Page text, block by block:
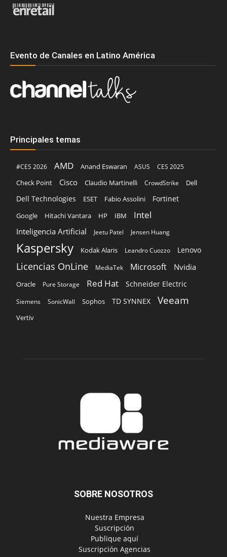
Evento de Canales en Latino América
Principales temas
#CES 2026 AMD Anand Eswaran ASUS
CES 2025
Check Point
Cisco Claudio Martinelli CrowdStrike Dell
Dell Technologies ESET Fabio Assolini Fortinet
Google Hitachi Vantara HP IBM Intel
Inteligencia Artificial Jeetu Patel Jensen Huang
Kaspersky Kodak Alaris Leandro Cuozzo Lenovo
Licencias OnLine MediaTek Microsoft Nvidia
Oracle Pure Storage Red Hat Schneider Electric
Siemens SonicWall Sophos TD SYNNEX Veeam
Vertiv
SOBRE NOSOTROS
‎ Nuestra Empresa
‎ Suscripción
‎ Publique aquí
‎ Suscripción Agencias